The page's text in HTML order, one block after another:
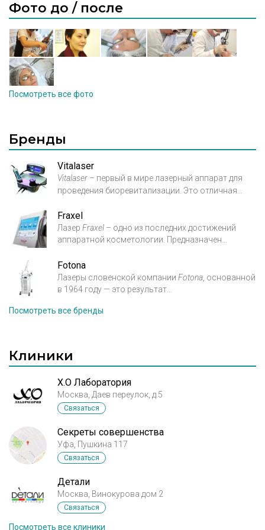
Фото до / после
Посмотреть все фото
Бренды
Vitalaser
Vitalaser – первый в мире лазерный аппарат для
проведения биоревитализации. Это отличная
биоревитализации, так как
риски и неудобства, присущие процедурам
подкожного введениягиалуроновых «коктейлей».
безболезненную и
биоревитализацию кожи.
Fraxel
Лазер Fraxel – одно из последних достижений
аппаратной косметологии. Предназначен
возрастных изменений. В наши дни способ
омоложениялазеромФраксельс успехом
применяется более чем в семидесяти странах, так
потрясающий результат.
Fotona
Лазеры словенской компании Fotona , основанной
в 1964 году — это результат
летнего опыта изучения лазерных медицинских
производителем
медицинского применения.
Посмотреть все бренды
Клиники
X.O Лаборатория
Москва, Даев переулок, д.5
Связаться
Секреты совершенства
Уфа, Пушкина 117
Связаться
Детали
Москва, Винокурова дом 2
Связаться
Посмотреть все клиники